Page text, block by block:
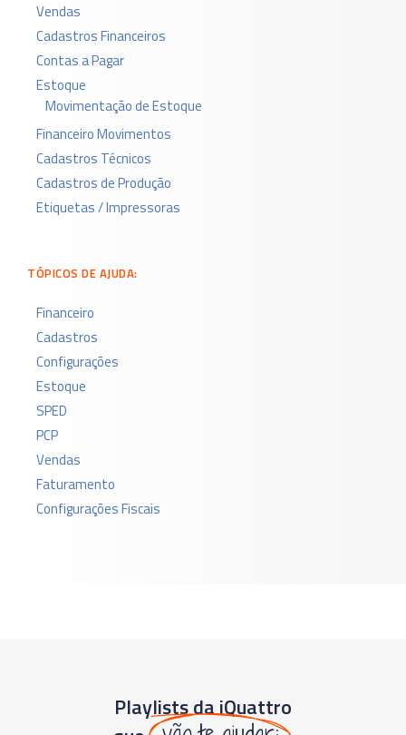
Vendas
Cadastros Financeiros
Contas a Pagar
Estoque
Movimentação de Estoque
Financeiro Movimentos
Cadastros Técnicos
Cadastros de Produção
Etiquetas / Impressoras
TÓPICOS DE AJUDA:
Financeiro
Cadastros
Configurações
Estoque
SPED
PCP
Vendas
Faturamento
Configurações Fiscais
Playlists da iQuattro